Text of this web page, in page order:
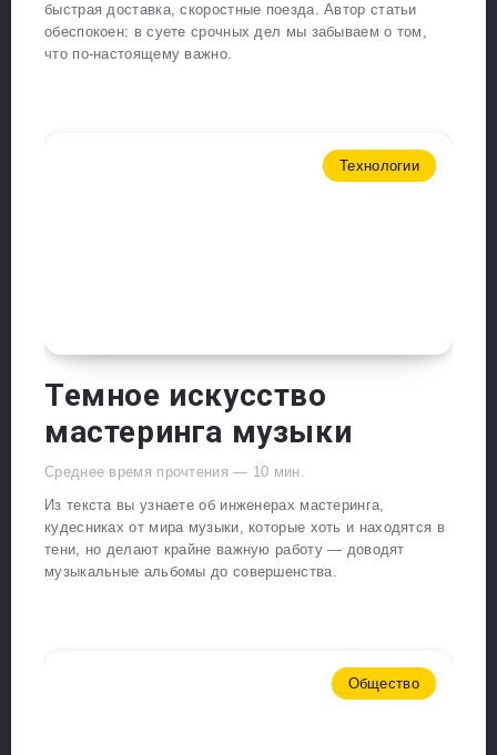
быстрая доставка, скоростные поезда. Автор статьи
обеспокоен: в суете срочных дел мы забываем о том,
что по-настоящему важно.
Технологии
Темное искусство
мастеринга музыки
Среднее время прочтения — 10 мин.
Из текста вы узнаете об инженерах мастеринга,
кудесниках от мира музыки, которые хоть и находятся в
тени, но делают крайне важную работу — доводят
музыкальные альбомы до совершенства.
Общество